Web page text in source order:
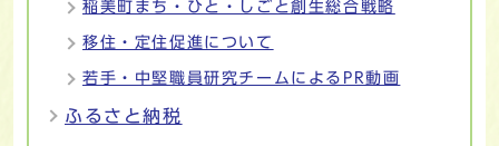
稲美町まち・ひと・しごと創生総合戦略
移住・定住促進について
若手・中堅職員研究チームによるPR動画
ふるさと納税